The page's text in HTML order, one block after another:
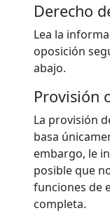
Derecho
Lea la
oposición
abajo.
Provisión
La provisión
basa
embargo, le
posible que
funciones de
completa.